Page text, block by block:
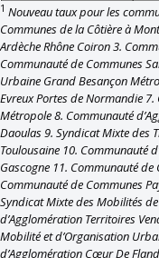
1 Nouveau taux pour les
Communes de la Côtière à
Ardèche Rhône Coiron 3.
Communauté de Communes
Urbaine Grand Besançon
Evreux Portes de Normandie
Métropole 8. Communauté
Daoulas 9. Syndicat Mixte des
Toulousaine 10. Communauté
Gascogne 11. Communauté
Communauté de Communes
Syndicat Mixte des Mobilités
d’Agglomération Territoires
Mobilité et d’Organisation
d’Agglomération Cœur De